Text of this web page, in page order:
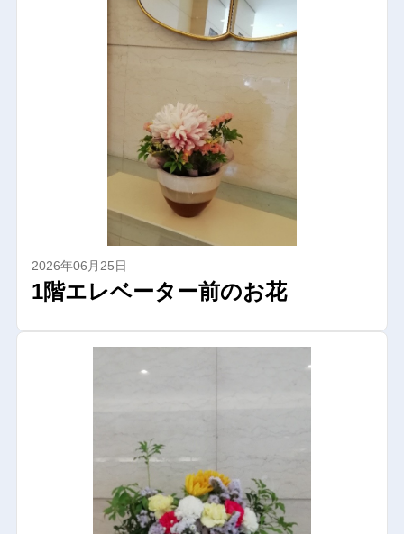
2026年06月25日
1階エレベーター前のお花